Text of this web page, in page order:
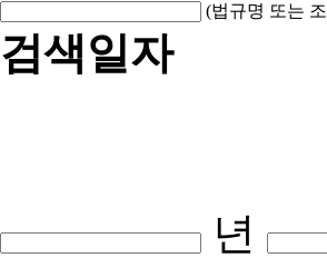
(법규명 또는
검색일자
년